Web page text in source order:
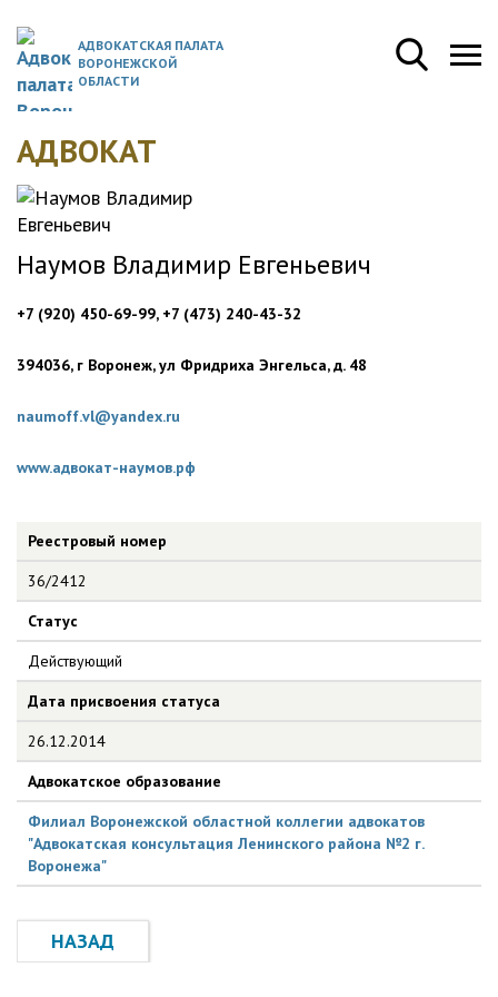
АДВОКАТСКАЯ ПАЛАТА
ВОРОНЕЖСКОЙ
ОБЛАСТИ
АДВОКАТ
Наумов Владимир Евгеньевич
+7 (920) 450-69-99, +7 (473) 240-43-32
394036, г Воронеж, ул Фридриха Энгельса, д. 48
naumoff.vl@yandex.ru
www.адвокат-наумов.рф
Реестровый номер
36/2412
Статус
Действующий
Дата присвоения статуса
26.12.2014
Адвокатское образование
Филиал Воронежской областной коллегии адвокатов
"Адвокатская консультация Ленинского района №2 г.
Воронежа"
НАЗАД